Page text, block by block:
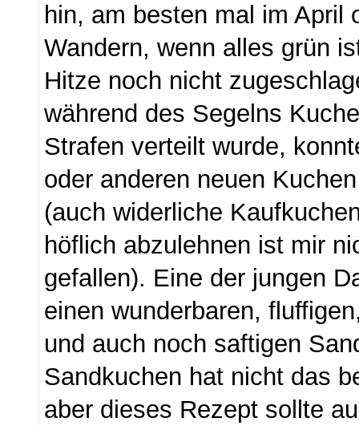
hin, am besten mal im April
Wandern, wenn alles grün
Hitze noch nicht
während des Segelns
Strafen verteilt wurde,
oder anderen neuen
(auch widerliche
höflich abzulehnen ist mir
gefallen). Eine der jungen
einen wunderbaren,
und auch noch saftigen
Sandkuchen hat nicht das
aber dieses Rezept sollte